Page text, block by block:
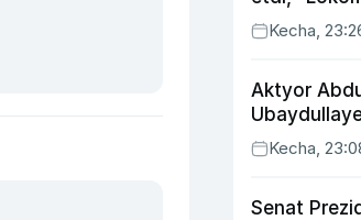
uyda
Kecha,
Aktyor
Kecha,
Senat